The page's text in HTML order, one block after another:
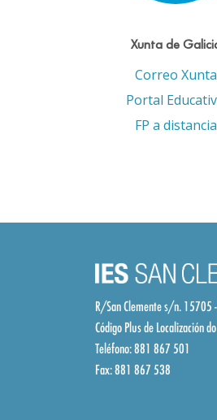
Xunta de
Correo Xunta
Portal
FP a distancia
R/San Clemente s/n. 15705
Código Plus de Localización
Teléfono: 881 867 501
Fax: 881 867 538